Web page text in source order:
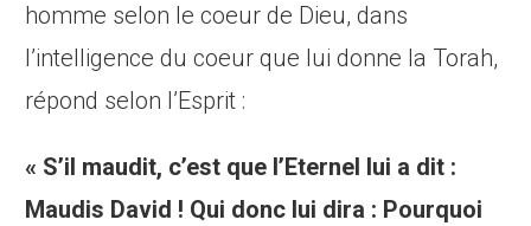
homme selon le coeur de Dieu, dans
l’intelligence du coeur que lui donne la Torah,
répond selon l’Esprit :
« S’il maudit, c’est que l’Eternel lui a dit :
Maudis David ! Qui donc lui dira : Pourquoi